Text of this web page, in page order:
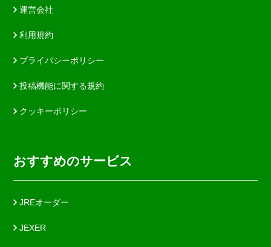
運営会社
利用規約
プライバシーポリシー
投稿機能に関する規約
クッキーポリシー
おすすめのサービス
JREオーダー
JEXER